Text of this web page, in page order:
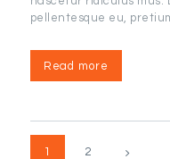
pellentesque eu,
Read more
Posts
PAGE
1 PAGE
2